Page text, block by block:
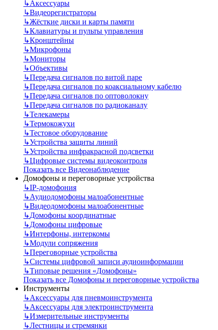
↳Аксессуары
↳Видеорегистраторы
↳Жёсткие диски и карты памяти
↳Клавиатуры и пульты управления
↳Кронштейны
↳Микрофоны
↳Мониторы
↳Объективы
↳Передача сигналов по витой паре
↳Передача сигналов по коаксиальному кабелю
↳Передача сигналов по оптоволокну
↳Передача сигналов по радиоканалу
↳Телекамеры
↳Термокожухи
↳Тестовое оборудование
↳Устройства защиты линий
↳Устройства инфракрасной подсветки
↳Цифровые системы видеоконтроля
Показать все Видеонаблюдение
Домофоны и переговорные устройства
↳IP-домофония
↳Аудиодомофоны малоабонентные
↳Видеодомофоны малоабонентные
↳Домофоны координатные
↳Домофоны цифровые
↳Интерфоны, интеркомы
↳Модули сопряжения
↳Переговорные устройства
↳Системы цифровой записи аудиоинформации
↳Типовые решения «Домофоны»
Показать все Домофоны и переговорные устройства
Инструменты
↳Аксессуары для пневмоинструмента
↳Аксессуары для электроинструмента
↳Измерительные инструменты
↳Лестницы и стремянки